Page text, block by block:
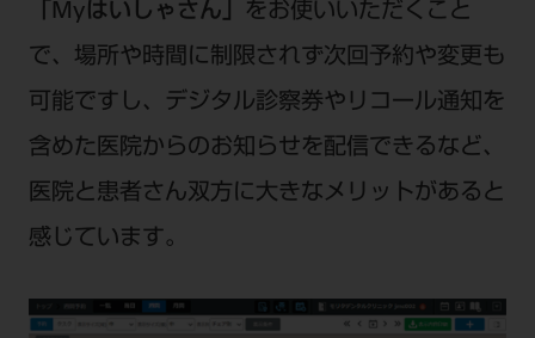
「Myはいしゃさん」
をお使いいただくこと
で、場所や時間に制限されず次回予約や変更も
可能ですし、デジタル診察券やリコール通知を
含めた医院からのお知らせを配信できるなど、
医院と患者さん双方に大きなメリットがあると
感じています。